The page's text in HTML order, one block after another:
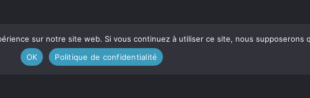
Contactez-nous Devenez membre
sur notre site web. Si vous continuez à utiliser ce site, nous supposerons
OK
Politique de confidentialité